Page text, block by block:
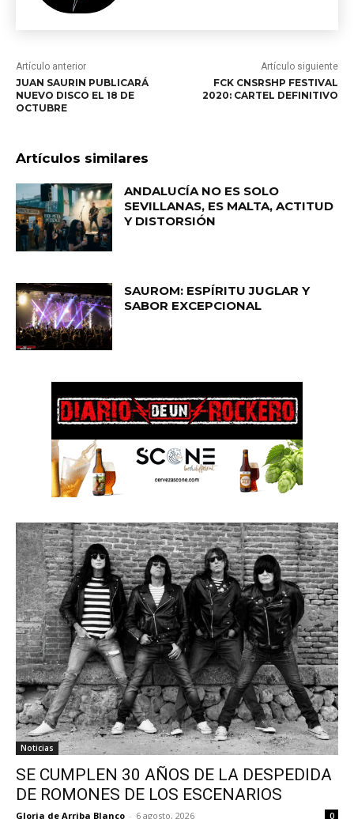
Artículo anterior
JUAN SAURIN PUBLICARÁ
NUEVO DISCO EL 18 DE
OCTUBRE
Artículo siguiente
FCK CNSRSHP FESTIVAL
2020: CARTEL DEFINITIVO
Artículos similares
ANDALUCÍA NO ES SOLO
SEVILLANAS, ES MALTA, ACTITUD
Y DISTORSIÓN
SAUROM: ESPÍRITU JUGLAR Y
SABOR EXCEPCIONAL
Noticias
SE CUMPLEN 30 AÑOS DE LA DESPEDIDA
DE ROMONES DE LOS ESCENARIOS
Gloria de Arriba Blanco - 6 agosto, 2026 0